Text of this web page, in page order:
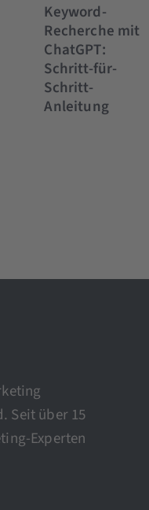
Keyword-
Recherche mit
ChatGPT:
Schritt-für-
Schritt-
Anleitung
Seit über 15
Experten